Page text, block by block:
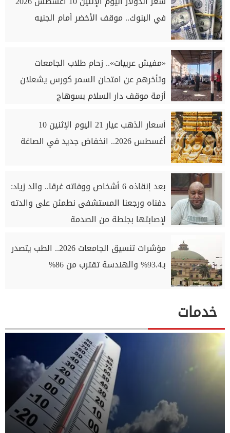
في البنوك.. موقف الأخضر أمام الجنيه
«مفيش عربيات».. زحام طلاب الجامعات
وتأخرهم عن امتحان السمر كورس يشعلان
أزمة موقف دار السلام بسوهاج
أسعار الذهب عيار 21 اليوم الإثنين 10
أغسطس 2026.. انخفاض جديد في الصاغة
بعد إنقاذه 6 أشخاص ووفاته غرقا.. والد زياد:
دفناه ورجعنا المستشفى نطمئن على والدته
لإصابتها بجلطة من الصدمة
مؤشرات تنسيق الجامعات 2026.. الطب يتصدر
بـ93.4% والهندسة تقترب من 86%
خدمات